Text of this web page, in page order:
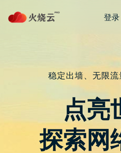
nordvpn 安卓
微
NORDVPN安卓下载
微软正在开发自家的